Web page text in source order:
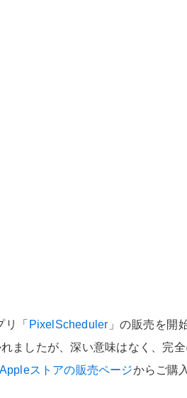
「 PixelScheduler 」の販売を開
ましたが、深い意味はなく、完
Appleストアの販売ページからご購